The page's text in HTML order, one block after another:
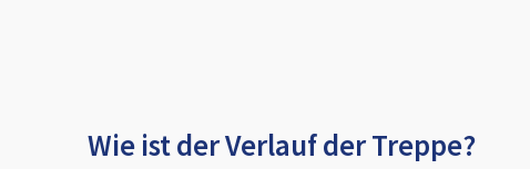
Wie ist der Verlauf der Treppe?